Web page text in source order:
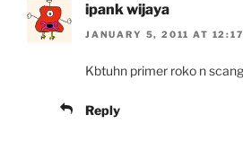
ipank wijaya
JANUARY 5, 2011 AT
Kbtuhn primer roko n
Reply